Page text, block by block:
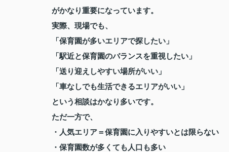
がかなり重要になっています。
実際、現場でも、
「保育園が多いエリアで探したい」
「駅近と保育園のバランスを重視したい」
「送り迎えしやすい場所がいい」
「車なしでも生活できるエリアがいい」
という相談はかなり多いです。
ただ一方で、
・人気エリア＝保育園に入りやすいとは限らない
・保育園数が多くても人口も多い